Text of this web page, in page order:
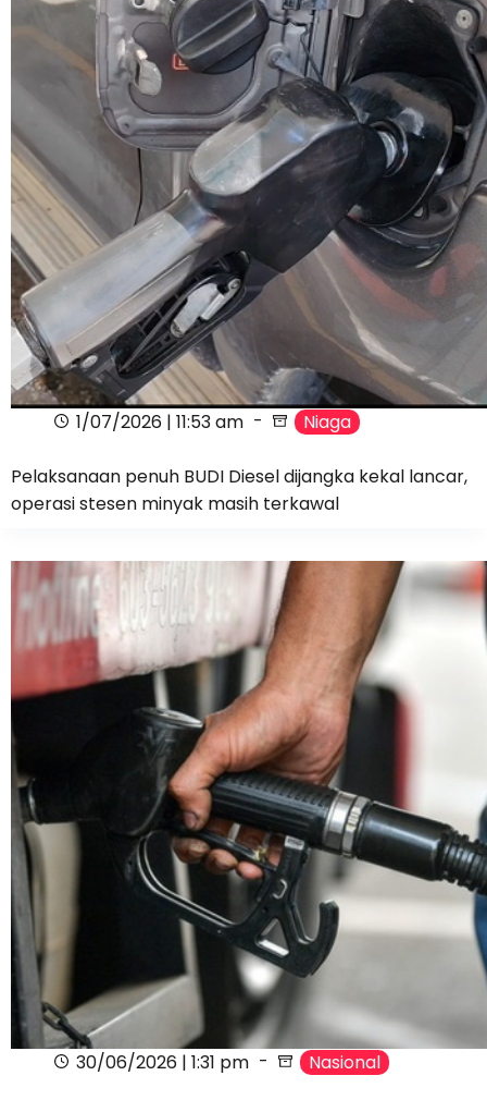
1/07/2026 | 11:53 am Niaga
Pelaksanaan penuh BUDI Diesel dijangka kekal lancar,
operasi stesen minyak masih terkawal
30/06/2026 | 1:31 pm Nasional